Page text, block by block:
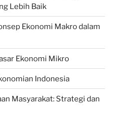
Lebih Baik
Ekonomi Makro dalam
Ekonomi Mikro
Indonesia
Masyarakat: Strategi dan